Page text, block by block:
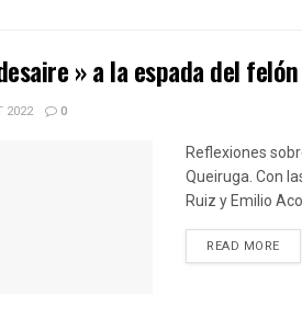
» a la espada del
2022 0
Reflexiones
Queiruga. Con
Ruiz y Emilio
READ MORE